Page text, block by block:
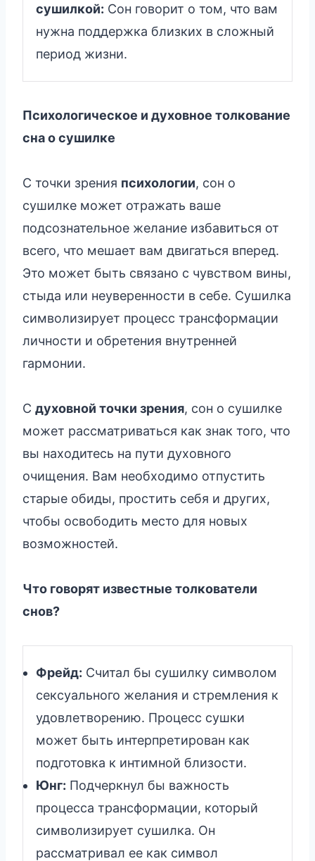
сушилкой: Сон говорит о том, что вам
нужна поддержка близких в сложный
период жизни.
Психологическое и духовное толкование
сна о сушилке
С точки зрения психологии, сон о
сушилке может отражать ваше
подсознательное желание избавиться от
всего, что мешает вам двигаться вперед.
Это может быть связано с чувством вины,
стыда или неуверенности в себе. Сушилка
символизирует процесс трансформации
личности и обретения внутренней
гармонии.
С духовной точки зрения, сон о сушилке
может рассматриваться как знак того, что
вы находитесь на пути духовного
очищения. Вам необходимо отпустить
старые обиды, простить себя и других,
чтобы освободить место для новых
возможностей.
Что говорят известные толкователи
снов?
Фрейд: Считал бы сушилку символом
сексуального желания и стремления к
удовлетворению. Процесс сушки
может быть интерпретирован как
подготовка к интимной близости.
Юнг: Подчеркнул бы важность
процесса трансформации, который
символизирует сушилка. Он
рассматривал ее как символ